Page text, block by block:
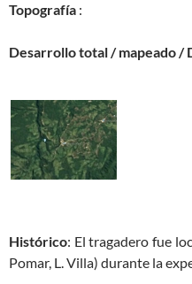
Topografía :
Desarrollo total / mapeado /
Histórico: El tragadero fue
Pomar, L. Villa) durante la